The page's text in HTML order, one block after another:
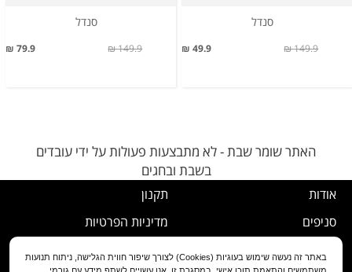
סנדל
49.9 ₪ 149.9 ₪
סנדל
79.9 ₪ 149.9 ₪
האתר שומר שבת - לא מתבצעות פעולות על ידי עובדים
בשבת ובחגים
אודות
סניפים
תקנון
מדיניות הפרטיות
נוהל ביטול עסקה
באתר זה נעשה שימוש בעוגיות (Cookies) לצורך שיפור חווית הגלישה, ניתוח תנועות